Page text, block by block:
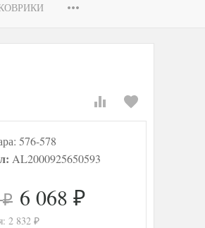
576-578
AL2000925650593
₽ 6 068 ₽
2 832 ₽